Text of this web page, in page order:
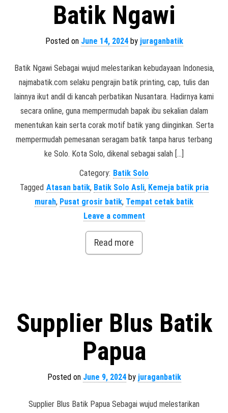
Batik Ngawi
Posted on June 14, 2024by juraganbatik
Batik Ngawi Sebagai wujud melestarikan kebudayaan Indonesia,
najmabatik.com selaku pengrajin batik printing, cap, tulis dan
lainnya ikut andil di kancah perbatikan Nusantara. Hadirnya kami
secara online, guna mempermudah bapak ibu sekalian dalam
menentukan kain serta corak motif batik yang diinginkan. Serta
mempermudah pemesanan seragam batik tanpa harus terbang
ke Solo. Kota Solo, dikenal sebagai salah […]
Category: Batik Solo
Tagged Atasan batik, Batik Solo Asli, Kemeja batik pria
murah, Pusat grosir batik, Tempat cetak batik
Leave a comment
Read more
Supplier Blus Batik
Papua
Posted on June 9, 2024by juraganbatik
Supplier Blus Batik Papua Sebagai wujud melestarikan